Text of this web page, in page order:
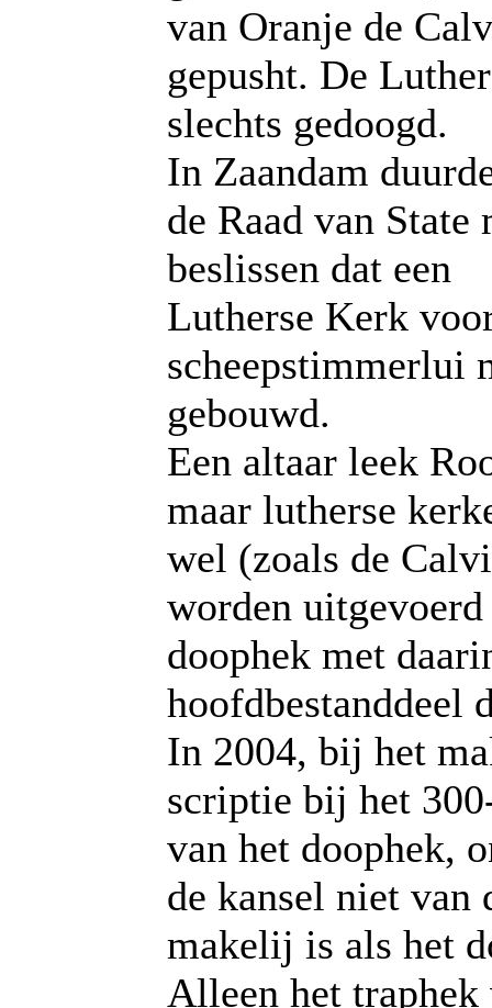
van Oranje de
gepusht. De
slechts gedoogd.
In Zaandam
de Raad van State
beslissen dat een
Lutherse Kerk
scheepstimmerlui
gebouwd.
Een altaar leek
maar lutherse
wel (zoals de
worden uitgevoerd
doophek met
hoofdbestanddeel
In 2004, bij het
scriptie bij het
van het doophek,
de kansel niet van
makelij is als het
Alleen het traphek